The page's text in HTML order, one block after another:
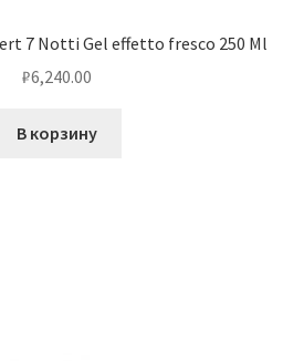
7 Notti Gel effetto fresco 250 Ml
₽6,240.00
В корзину